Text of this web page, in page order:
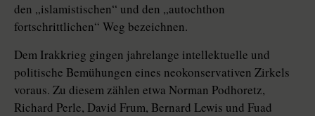
den „islamistischen“ und den „autochthon
fortschrittlichen“ Weg bezeichnen.
Dem Irakkrieg gingen jahrelange intellektuelle und
politische Bemühungen eines neokonservativen Zirkels
voraus. Zu diesem zählen etwa Norman Podhoretz,
Richard Perle, David Frum, Bernard Lewis und Fuad